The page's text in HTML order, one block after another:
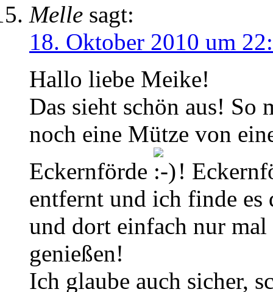
Melle sagt:
18. Oktober 2010 um
Hallo liebe Meike!
Das sieht schön aus!
noch eine Mütze von
Eckernförde
!
entfernt und ich finde es
und dort einfach nur
genießen!
Ich glaube auch sicher,